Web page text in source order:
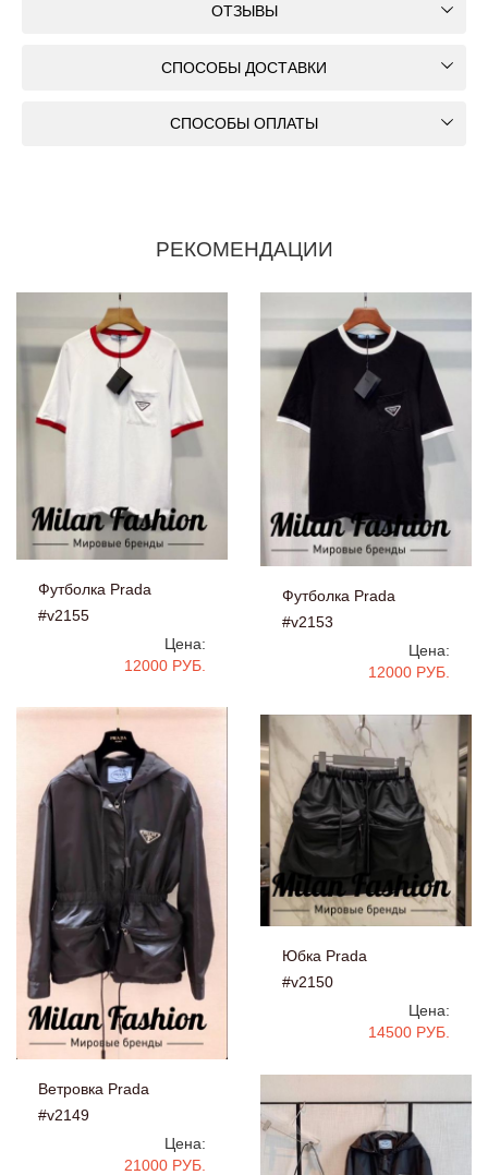
ОТЗЫВЫ
СПОСОБЫ ДОСТАВКИ
СПОСОБЫ ОПЛАТЫ
РЕКОМЕНДАЦИИ
Футболка Prada
#v2155
Цена:
12000 РУБ.
Футболка Prada
#v2153
Цена:
12000 РУБ.
Ветровка Prada
#v2149
Цена:
21000 РУБ.
Юбка Prada
#v2150
Цена:
14500 РУБ.